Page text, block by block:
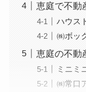
恵庭で不動
ハウス
㈱ボッ
恵庭の不動
ミニミ
㈱常口